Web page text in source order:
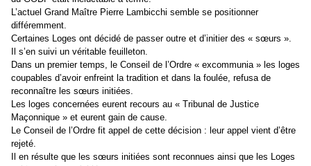
L’actuel Grand Maître Pierre Lambicchi semble se positionner
différemment.
Certaines Loges ont décidé de passer outre et d’initier des « sœurs ».
Il s’en suivi un véritable feuilleton.
Dans un premier temps, le Conseil de l’Ordre « excommunia » les loges
coupables d’avoir enfreint la tradition et dans la foulée, refusa de
reconnaître les sœurs initiées.
Les loges concernées eurent recours au « Tribunal de Justice
Maçonnique » et eurent gain de cause.
Le Conseil de l’Ordre fit appel de cette décision : leur appel vient d’être
rejeté.
Il en résulte que les sœurs initiées sont reconnues ainsi que les Loges